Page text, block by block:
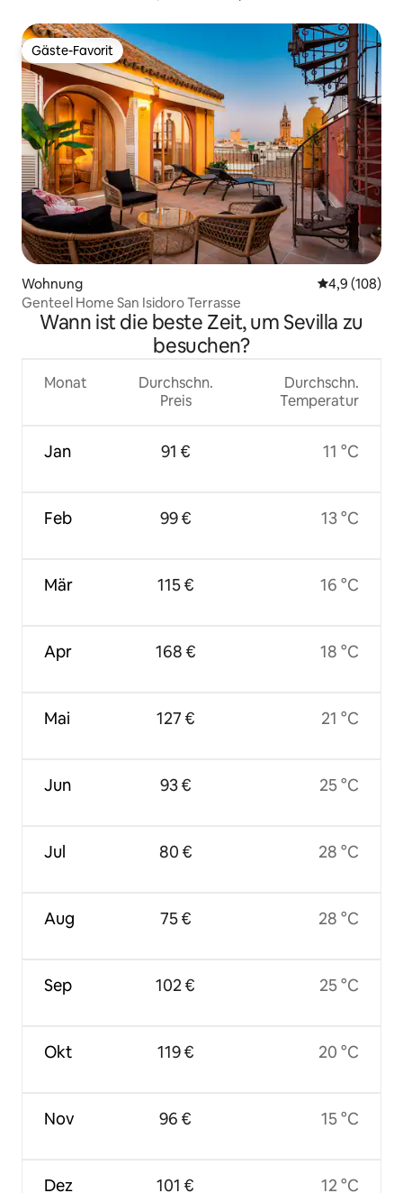
Gäste-Favorit
Gäste-Favorit
Wohnung
4,9 (108)
Genteel Home San Isidoro Terrasse
Wann ist die beste Zeit, um Sevilla zu
besuchen?
Monat
Jan
Feb
Mär
Apr
Mai
Jun
Jul
Aug
Sep
Okt
Nov
Dez
Durchschn.
Preis
91 €
99 €
115 €
168 €
127 €
93 €
80 €
75 €
102 €
119 €
96 €
101 €
Durchschn.
Temperatur
11 °C
13 °C
16 °C
18 °C
21 °C
25 °C
28 °C
28 °C
25 °C
20 °C
15 °C
12 °C